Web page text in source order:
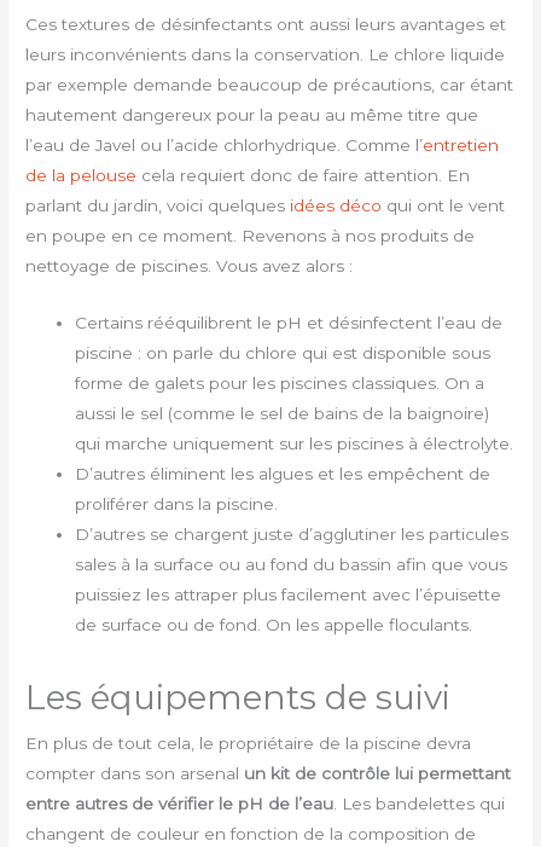
Ces textures de désinfectants ont aussi leurs avantages et
leurs inconvénients dans la conservation. Le chlore liquide
par exemple demande beaucoup de précautions, car étant
hautement dangereux pour la peau au même titre que
l’eau de Javel ou l’acide chlorhydrique. Comme l’entretien
de la pelouse cela requiert donc de faire attention. En
parlant du jardin, voici quelques idées déco qui ont le vent
en poupe en ce moment. Revenons à nos produits de
nettoyage de piscines. Vous avez alors :
Certains rééquilibrent le pH et désinfectent l’eau de
piscine : on parle du chlore qui est disponible sous
forme de galets pour les piscines classiques. On a
aussi le sel (comme le sel de bains de la baignoire)
qui marche uniquement sur les piscines à électrolyte.
D’autres éliminent les algues et les empêchent de
proliférer dans la piscine.
D’autres se chargent juste d’agglutiner les particules
sales à la surface ou au fond du bassin afin que vous
puissiez les attraper plus facilement avec l’épuisette
de surface ou de fond. On les appelle floculants.
Les équipements de suivi
En plus de tout cela, le propriétaire de la piscine devra
compter dans son arsenal un kit de contrôle lui permettant
entre autres de vérifier le pH de l’eau . Les bandelettes qui
changent de couleur en fonction de la composition de